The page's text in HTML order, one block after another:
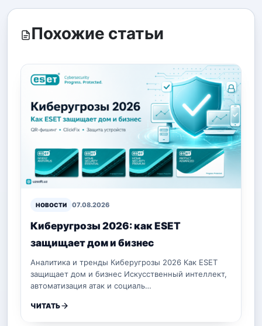
Похожие статьи
НОВОСТИ 07.08.2026
Киберугрозы 2026: как ESET
защищает дом и бизнес
Аналитика и тренды Киберугрозы 2026 Как ESET
защищает дом и бизнес Искусственный интеллект,
автоматизация атак и социаль…
ЧИТАТЬ